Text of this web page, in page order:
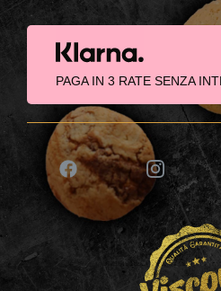
PAGA IN 3 RATE SENZA